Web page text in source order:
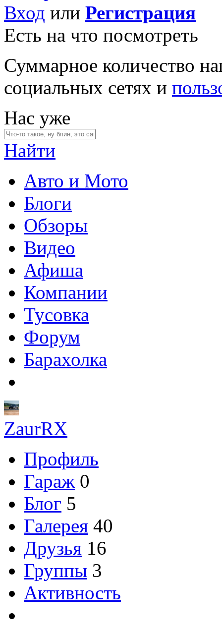
Вход или Регистрация
Есть на что посмотреть
Суммарное количество
социальных сетях и
Нас уже
Найти
Авто и Мото
Блоги
Обзоры
Видео
Афиша
Компании
Тусовка
Форум
Барахолка
ZaurRX
Профиль
Гараж 0
Блог 5
Галерея 40
Друзья 16
Группы 3
Активность